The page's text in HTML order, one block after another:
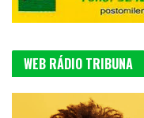
WEB RÁDIO TRIBUNA